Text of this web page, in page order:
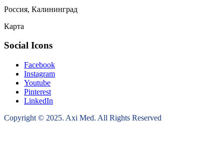
Россия, Калининград
Карта
Social Icons
Facebook
Instagram
Youtube
Pinterest
LinkedIn
Copyright © 2025. Axi Med. All Rights Reserved